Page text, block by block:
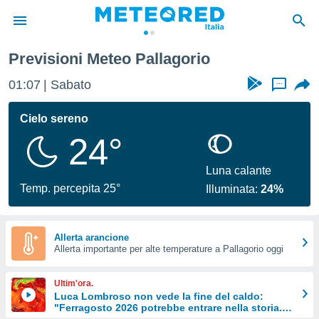
di
per
le
di
Web
le
Previsioni Meteo Pallagorio
01:07 Sabato ...
Cielo sereno
24°
Temp. percepita 25°
Luna calante
Illuminata:24%
Allerta arancione
Allerta importante per alte temperature a Pallagorio oggi
Ultim'ora.
Luca Lombroso non vede la fine del caldo:
"Ferragosto 2026 potrebbe entrare nella storia.